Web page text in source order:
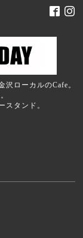
ローカルのCafe。
スタンド。